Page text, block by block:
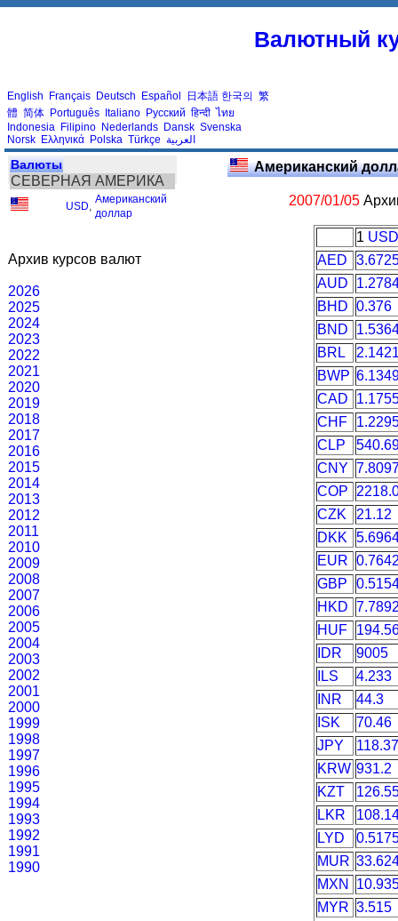
Валютный
English Français Deutsch Español 日本語 한국의 繁
體 简体 Português Italiano Русский हिन्दी ไทย
Indonesia Filipino Nederlands Dansk Svenska
Norsk Ελληνικά Polska Türkçe العربية
Валюты
СЕВЕРНАЯ АМЕРИКА
USD
Американский
доллар
Архив курсов валют
2026
2025
2024
2023
2022
2021
2020
2019
2018
2017
2016
2015
2014
2013
2012
2011
2010
2009
2008
2007
2006
2005
2004
2003
2002
2001
2000
1999
1998
1997
1996
1995
1994
1993
1992
1991
1990
Американский
2007/01/05
1
AED
AUD
BHD
0.376
BND
BRL
BWP
CAD
CHF
CLP
CNY
COP
CZK
21.12
DKK
EUR
GBP
HKD
HUF
IDR
9005
ILS
4.233
INR
44.3
ISK
70.46
JPY
KRW 931.2
KZT
LKR
LYD
MUR
MXN
MYR 3.515